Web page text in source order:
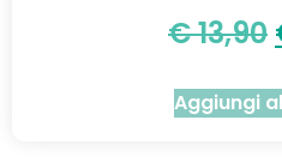
€13,90
Aggiungi